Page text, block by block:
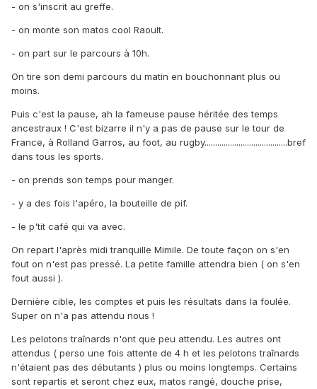
- on s'inscrit au greffe.
- on monte son matos cool Raoult.
- on part sur le parcours à 10h.
On tire son demi parcours du matin en bouchonnant plus ou
moins.
Puis c'est la pause, ah la fameuse pause héritée des temps
ancestraux ! C'est bizarre il n'y a pas de pause sur le tour de
France, à Rolland Garros, au foot, au rugby.......................................bref
dans tous les sports.
- on prends son temps pour manger.
- y a des fois l'apéro, la bouteille de pif.
- le p'tit café qui va avec.
On repart l'après midi tranquille Mimile. De toute façon on s'en
fout on n'est pas pressé. La petite famille attendra bien ( on s'en
fout aussi ).
Dernière cible, les comptes et puis les résultats dans la foulée.
Super on n'a pas attendu nous !
Les pelotons traînards n'ont que peu attendu. Les autres ont
attendus ( perso une fois attente de 4 h et les pelotons traînards
n'étaient pas des débutants ) plus ou moins longtemps. Certains
sont repartis et seront chez eux, matos rangé, douche prise,